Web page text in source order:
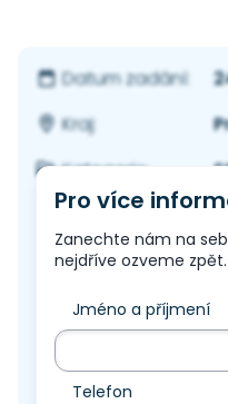
Datum zadání:
Kraj:
Kategorie:
Pro více
Zanechte nám na
nejdříve ozveme zpět.
Jméno a příjmení
Telefon